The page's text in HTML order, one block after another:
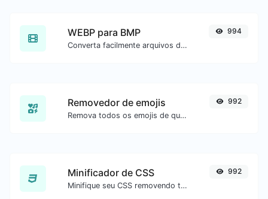
WEBP para BMP
Converta facilmente arquivos de imagem WEBP para BMP.
994
Removedor de emojis
Remova todos os emojis de qualquer texto com facilidade.
992
Minificador de CSS
Minifique seu CSS removendo todos os caracteres desnecessários.
992